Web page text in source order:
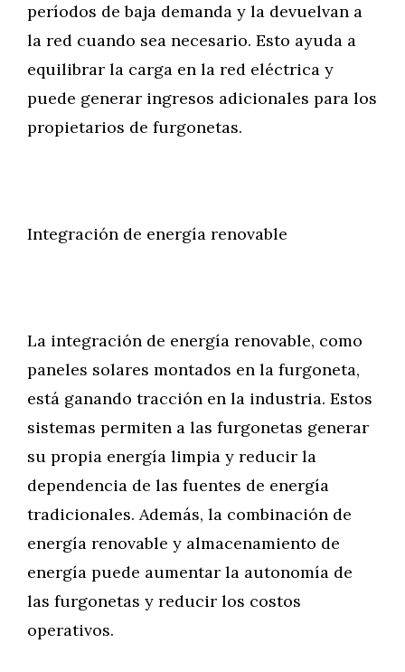
períodos de baja demanda y la devuelvan a
la red cuando sea necesario. Esto ayuda a
equilibrar la carga en la red eléctrica y
puede generar ingresos adicionales para los
propietarios de furgonetas.
Integración de energía renovable
La integración de energía renovable, como
paneles solares montados en la furgoneta,
está ganando tracción en la industria. Estos
sistemas permiten a las furgonetas generar
su propia energía limpia y reducir la
dependencia de las fuentes de energía
tradicionales. Además, la combinación de
energía renovable y almacenamiento de
energía puede aumentar la autonomía de
las furgonetas y reducir los costos
operativos.